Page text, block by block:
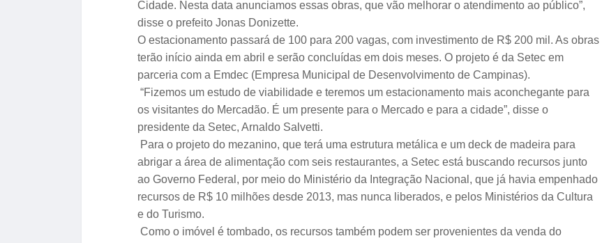
Cidade. Nesta data anunciamos essas obras, que vão melhorar o atendimento ao público”,
disse o prefeito Jonas Donizette.
O estacionamento passará de 100 para 200 vagas, com investimento de R$ 200 mil. As obras
terão início ainda em abril e serão concluídas em dois meses. O projeto é da Setec em
parceria com a Emdec (Empresa Municipal de Desenvolvimento de Campinas).
“Fizemos um estudo de viabilidade e teremos um estacionamento mais aconchegante para
os visitantes do Mercadão. É um presente para o Mercado e para a cidade”, disse o
presidente da Setec, Arnaldo Salvetti.
Para o projeto do mezanino, que terá uma estrutura metálica e um deck de madeira para
abrigar a área de alimentação com seis restaurantes, a Setec está buscando recursos junto
ao Governo Federal, por meio do Ministério da Integração Nacional, que já havia empenhado
recursos de R$ 10 milhões desde 2013, mas nunca liberados, e pelos Ministérios da Cultura
e do Turismo.
Como o imóvel é tombado, os recursos também podem ser provenientes da venda do